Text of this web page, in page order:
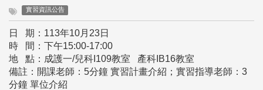
實習資訊公告
日 期：113年10月23日
時 間：下午15:00-17:00
地 點：成護一/兒科I109教室 產科IB16教室
備註：開課老師：5分鐘 實習計畫介紹；實習指導老師：3
分鐘 單位介紹